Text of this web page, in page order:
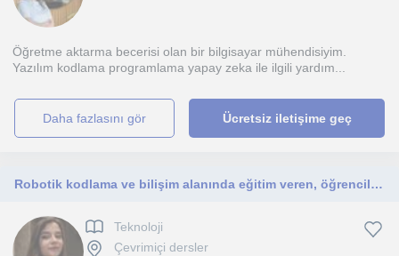
Öğretme aktarma becerisi olan bir bilgisayar mühendisiyim.
Yazılım kodlama programlama yapay zeka ile ilgili yardım...
daha fazlasını gör Ücretsiz iletişime geç
Robotik kodlama ve bilişim alanında eğitim veren, öğrencilerin gelişimini önemseyen bir öğretmenim.
Teknoloji
Çevrimiçi dersler